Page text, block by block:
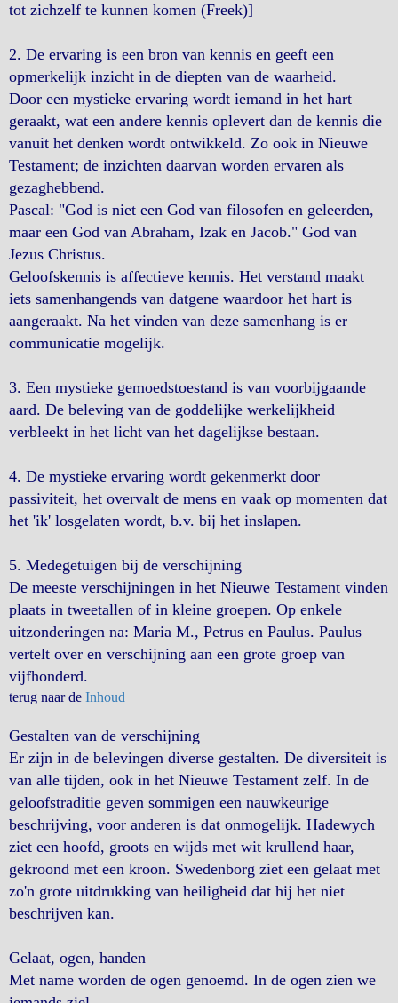
tot zichzelf te kunnen komen (Freek)]
2. De ervaring is een bron van kennis en geeft een
opmerkelijk inzicht in de diepten van de waarheid.
Door een mystieke ervaring wordt iemand in het hart
geraakt, wat een andere kennis oplevert dan de kennis die
vanuit het denken wordt ontwikkeld. Zo ook in Nieuwe
Testament; de inzichten daarvan worden ervaren als
gezaghebbend.
Pascal: "God is niet een God van filosofen en geleerden,
maar een God van Abraham, Izak en Jacob." God van
Jezus Christus.
Geloofskennis is affectieve kennis. Het verstand maakt
iets samenhangends van datgene waardoor het hart is
aangeraakt. Na het vinden van deze samenhang is er
communicatie mogelijk.
3. Een mystieke gemoedstoestand is van voorbijgaande
aard. De beleving van de goddelijke werkelijkheid
verbleekt in het licht van het dagelijkse bestaan.
4. De mystieke ervaring wordt gekenmerkt door
passiviteit, het overvalt de mens en vaak op momenten dat
het 'ik' losgelaten wordt, b.v. bij het inslapen.
5. Medegetuigen bij de verschijning
De meeste verschijningen in het Nieuwe Testament vinden
plaats in tweetallen of in kleine groepen. Op enkele
uitzonderingen na: Maria M., Petrus en Paulus. Paulus
vertelt over en verschijning aan een grote groep van
vijfhonderd.
terug naar de Inhoud
Gestalten van de verschijning
Er zijn in de belevingen diverse gestalten. De diversiteit is
van alle tijden, ook in het Nieuwe Testament zelf. In de
geloofstraditie geven sommigen een nauwkeurige
beschrijving, voor anderen is dat onmogelijk. Hadewych
ziet een hoofd, groots en wijds met wit krullend haar,
gekroond met een kroon. Swedenborg ziet een gelaat met
zo'n grote uitdrukking van heiligheid dat hij het niet
beschrijven kan.
Gelaat, ogen, handen
Met name worden de ogen genoemd. In de ogen zien we